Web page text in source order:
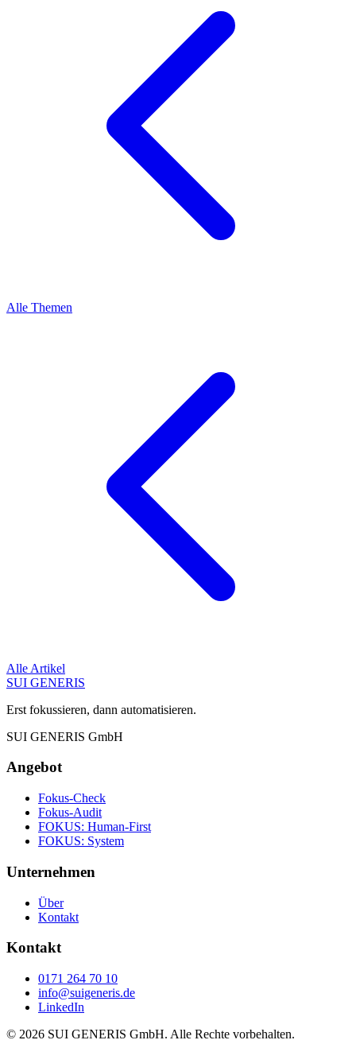
Alle Themen
Alle Artikel
SUI GENERIS
Erst fokussieren, dann automatisieren.
SUI GENERIS GmbH
Angebot
Fokus-Check
Fokus-Audit
FOKUS: Human-First
FOKUS: System
Unternehmen
Über
Kontakt
Kontakt
0171 264 70 10
info@suigeneris.de
LinkedIn
© 2026 SUI GENERIS GmbH. Alle Rechte vorbehalten.